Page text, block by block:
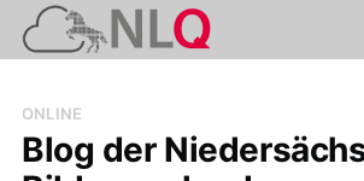
ONLINE
Blog der